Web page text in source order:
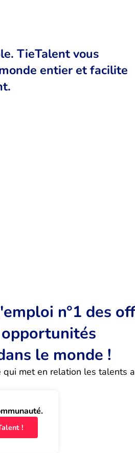
TieTalent vous
entier et facilite
n°1 des
opportunités
le monde !
met en relation les talents
!